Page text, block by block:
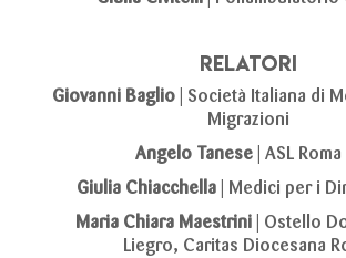
Relatori
Giovanni Baglio
Società Italiana di
Migrazioni
Angelo Tanese | ASL Roma
Giulia Chiacchella| Medici per i
Maria Chiara Maestrini| Ostello
Liegro, Caritas Diocesana